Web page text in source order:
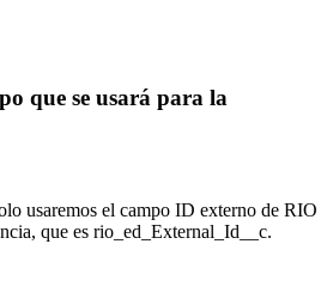
que se usará para la
usaremos el campo ID externo de RIO
que es rio_ed_External_Id__c.